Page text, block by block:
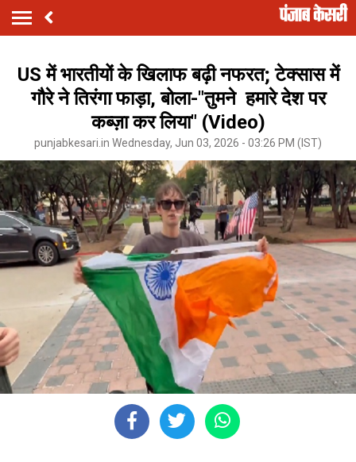
US में भारतीयों के खिलाफ बढ़ी नफरत; टेक्सास में
गौरे ने तिरंगा फाड़ा, बोला-"तुमने हमारे देश पर
कब्ज़ा कर लिया" (Video)
punjabkesari.in Wednesday, Jun 03, 2026 - 03:26 PM (IST)